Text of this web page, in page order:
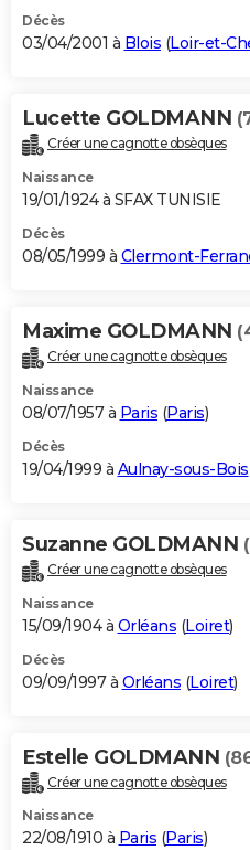
Décès
03/04/2001 à Blois (Loir-et-
Lucette GOLDMANN
Créer une cagnotte obsèques
Naissance
19/01/1924 à SFAX TUNISIE
Décès
08/05/1999 à Clermont-
Maxime GOLDMANN
Créer une cagnotte obsèques
Naissance
08/07/1957 à Paris (Paris)
Décès
19/04/1999 à Aulnay-sous-Bois
Suzanne GOLDMANN
Créer une cagnotte obsèques
Naissance
15/09/1904 à Orléans (Loiret)
Décès
09/09/1997 à Orléans (Loiret)
Estelle GOLDMANN
Créer une cagnotte obsèques
Naissance
22/08/1910 à Paris (Paris)